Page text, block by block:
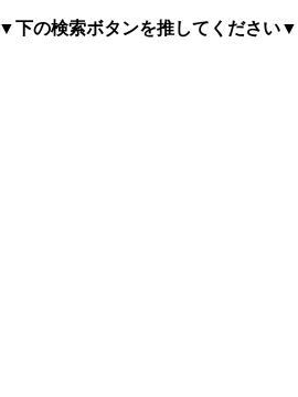
▼下の検索ボタンを推してください▼